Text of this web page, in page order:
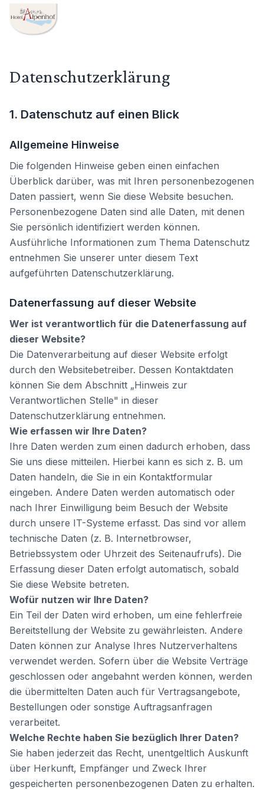
Datenschutzerklärung
1. Datenschutz auf einen Blick
Allgemeine Hinweise
Die folgenden Hinweise geben einen einfachen
Überblick darüber, was mit Ihren personenbezogenen
Daten passiert, wenn Sie diese Website besuchen.
Personenbezogene Daten sind alle Daten, mit denen
Sie persönlich identifiziert werden können.
Ausführliche Informationen zum Thema Datenschutz
entnehmen Sie unserer unter diesem Text
aufgeführten Datenschutzerklärung.
Datenerfassung auf dieser Website
Wer ist verantwortlich für die Datenerfassung auf
dieser Website?
Die Datenverarbeitung auf dieser Website erfolgt
durch den Websitebetreiber. Dessen Kontaktdaten
können Sie dem Abschnitt „Hinweis zur
Verantwortlichen Stelle" in dieser
Datenschutzerklärung entnehmen.
Wie erfassen wir Ihre Daten?
Ihre Daten werden zum einen dadurch erhoben, dass
Sie uns diese mitteilen. Hierbei kann es sich z. B. um
Daten handeln, die Sie in ein Kontaktformular
eingeben. Andere Daten werden automatisch oder
nach Ihrer Einwilligung beim Besuch der Website
durch unsere IT-Systeme erfasst. Das sind vor allem
technische Daten (z. B. Internetbrowser,
Betriebssystem oder Uhrzeit des Seitenaufrufs). Die
Erfassung dieser Daten erfolgt automatisch, sobald
Sie diese Website betreten.
Wofür nutzen wir Ihre Daten?
Ein Teil der Daten wird erhoben, um eine fehlerfreie
Bereitstellung der Website zu gewährleisten. Andere
Daten können zur Analyse Ihres Nutzerverhaltens
verwendet werden. Sofern über die Website Verträge
geschlossen oder angebahnt werden können, werden
die übermittelten Daten auch für Vertragsangebote,
Bestellungen oder sonstige Auftragsanfragen
verarbeitet.
Welche Rechte haben Sie bezüglich Ihrer Daten?
Sie haben jederzeit das Recht, unentgeltlich Auskunft
über Herkunft, Empfänger und Zweck Ihrer
gespeicherten personenbezogenen Daten zu erhalten.